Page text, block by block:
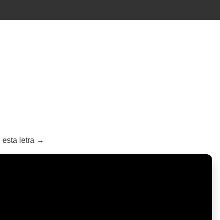
esta letra →